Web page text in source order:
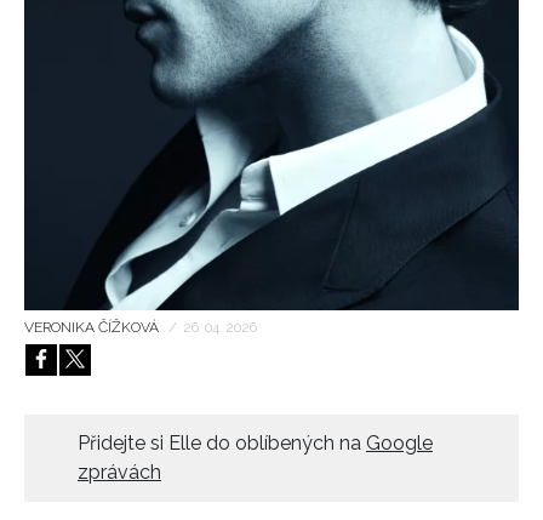
VERONIKA ČÍŽKOVÁ / 26. 04. 2026
Přidejte si Elle do oblíbených na Google
zprávách